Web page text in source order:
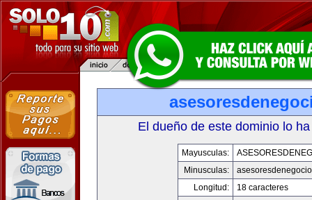
El dueño de este dominio lo
Mayusculas:
Minusculas:
Longitud:
18 caracteres